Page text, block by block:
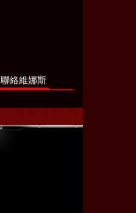
聯絡維娜斯